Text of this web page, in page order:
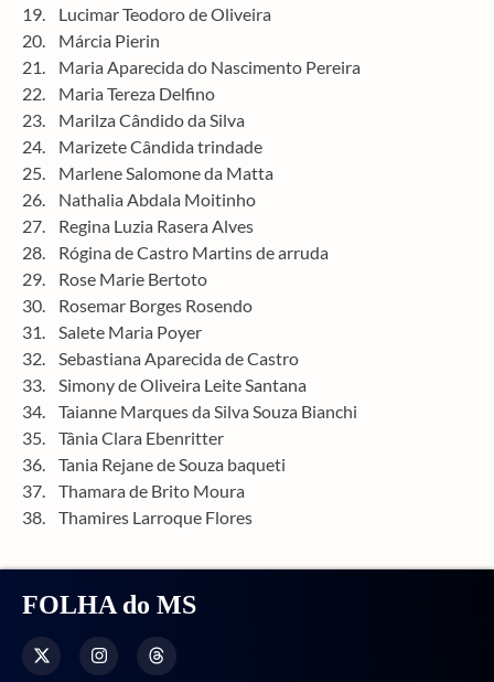
19. Lucimar Teodoro de Oliveira
20. Márcia Pierin
21. Maria Aparecida do Nascimento Pereira
22. Maria Tereza Delfino
23. Marilza Cândido da Silva
24. Marizete Cândida trindade
25. Marlene Salomone da Matta
26. Nathalia Abdala Moitinho
27. Regina Luzia Rasera Alves
28. Rógina de Castro Martins de arruda
29. Rose Marie Bertoto
30. Rosemar Borges Rosendo
31. Salete Maria Poyer
32. Sebastiana Aparecida de Castro
33. Simony de Oliveira Leite Santana
34. Taianne Marques da Silva Souza Bianchi
35. Tânia Clara Ebenritter
36. Tania Rejane de Souza baqueti
37. Thamara de Brito Moura
38. Thamires Larroque Flores
FOLHA do MS